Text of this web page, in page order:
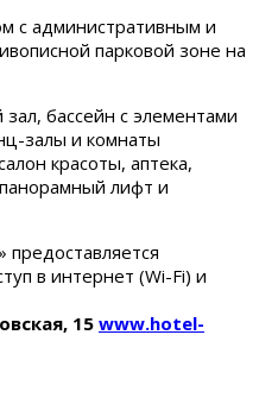
с административным и
парковой зоне на
бассейн с элементами
залы и комнаты
красоты, аптека,
лифт и
в интернет (Wi-Fi) и
15 www.hotel-